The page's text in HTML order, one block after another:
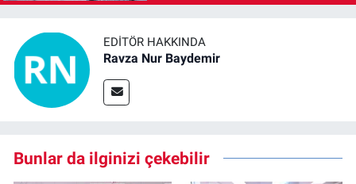
EDITÖR HAKKINDA
Ravza Nur Baydemir
Bunlar da ilginizi çekebilir